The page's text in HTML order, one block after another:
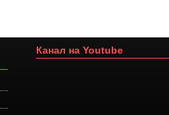
Канал на Youtube